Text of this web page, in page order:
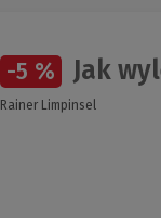
-5 % Jak
Rainer Limpinsel